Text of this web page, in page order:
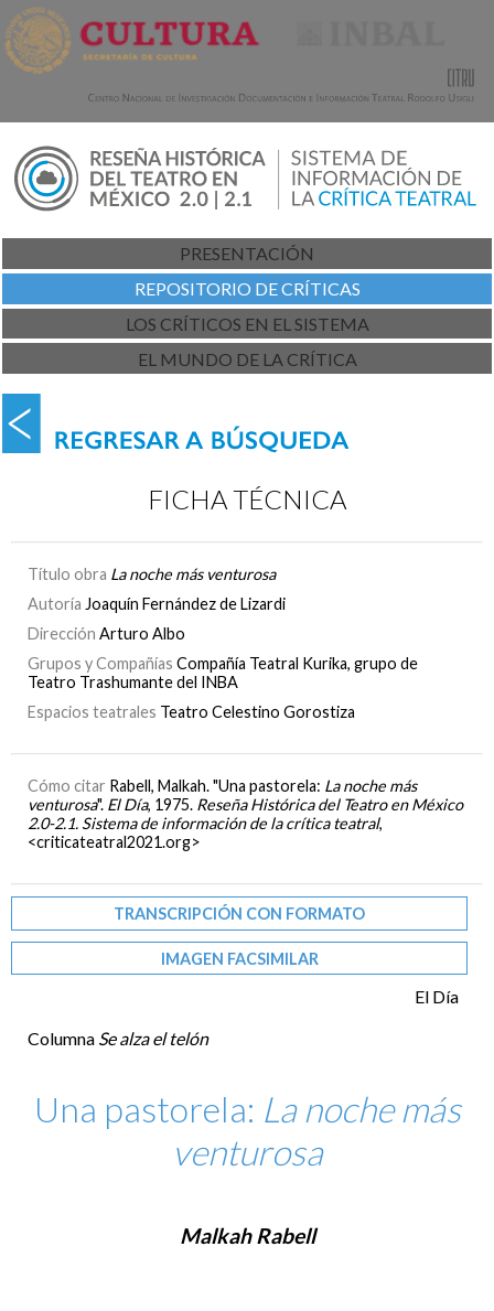
PRESENTACIÓN
REPOSITORIO DE CRÍTICAS
LOS CRÍTICOS EN EL SISTEMA
EL MUNDO DE LA CRÍTICA
FICHA TÉCNICA
Título obra La noche más venturosa
Autoría Joaquín Fernández de Lizardi
Dirección Arturo Albo
Grupos y Compañías Compañía Teatral Kurika, grupo de
Teatro Trashumante del INBA
Espacios teatrales Teatro Celestino Gorostiza
Cómo citar Rabell, Malkah. "Una pastorela: La noche más
venturosa". El Día, 1975. Reseña Histórica del Teatro en México
2.0-2.1. Sistema de información de la crítica teatral,
<criticateatral2021.org>
TRANSCRIPCIÓN CON FORMATO
IMAGEN FACSIMILAR
El Día
Columna Se alza el telón
Una pastorela: La noche más
venturosa
Malkah Rabell